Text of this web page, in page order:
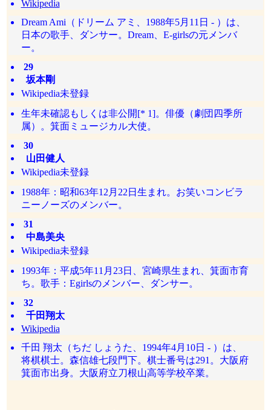
Wikipedia
Dream Ami（ドリーム アミ、1988年5月11日 - ）は、
日本の歌手、ダンサー。Dream、E-girlsの元メンバ
ー。
29
坂本剛
Wikipedia未登録
生年未確認もしくは非公開[* 1]。俳優（劇団四季所
属）。箕面ミュージカル大使。
30
山田健人
Wikipedia未登録
1988年：昭和63年12月22日生まれ。お笑いコンビラ
ニーノーズのメンバー。
31
中島美央
Wikipedia未登録
1993年：平成5年11月23日、宮崎県生まれ、箕面市育
ち。歌手：Egirlsのメンバー、ダンサー。
32
千田翔太
Wikipedia
千田 翔太（ちだ しょうた、1994年4月10日 - ）は、
将棋棋士。森信雄七段門下。棋士番号は291。大阪府
箕面市出身。大阪府立刀根山高等学校卒業。